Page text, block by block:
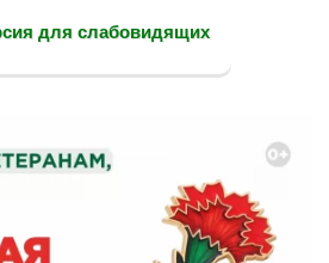
для слабовидящих